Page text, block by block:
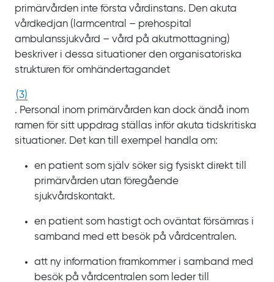
primärvården inte första vårdinstans. Den akuta
vårdkedjan (larmcentral – prehospital
ambulanssjukvård – vård på akutmottagning)
beskriver i dessa situationer den organisatoriska
strukturen för omhändertagandet
(3)
. Personal inom primärvården kan dock ändå inom
ramen för sitt uppdrag ställas inför akuta tidskritiska
situationer. Det kan till exempel handla om:
en patient som själv söker sig fysiskt direkt till
primärvården utan föregående
sjukvårdskontakt.
en patient som hastigt och oväntat försämras i
samband med ett besök på vårdcentralen.
att ny information framkommer i samband med
besök på vårdcentralen som leder till